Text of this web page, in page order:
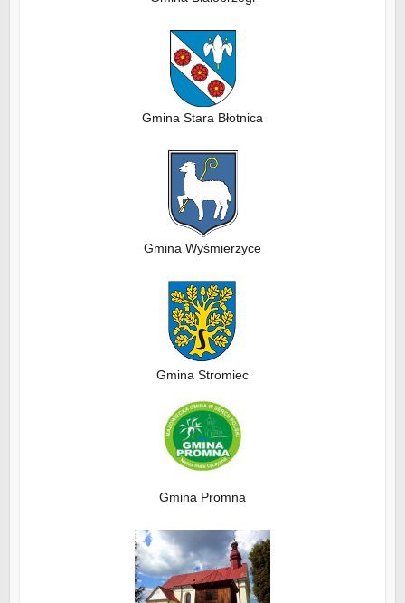
Gmina Stara Błotnica
Gmina Wyśmierzyce
Gmina Stromiec
Gmina Promna